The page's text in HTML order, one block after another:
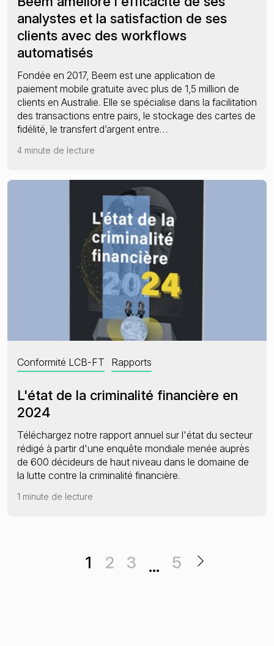
analystes et la satisfaction de ses
clients avec des workflows
automatisés
Fondée en 2017, Beem est une application de
paiement mobile gratuite avec plus de 1,5 million de
clients en Australie. Elle se spécialise dans la facilitation
des transactions entre pairs, le stockage des cartes de
fidélité, le transfert d’argent entre…
4 minute de lecture
Conformité LCB-FT Rapports
L'état de la criminalité financière en
2024
Téléchargez notre rapport annuel sur l'état du secteur
rédigé à partir d'une enquête mondiale menée auprès
de 600 décideurs de haut niveau dans le domaine de
la lutte contre la criminalité financière.
1 minute de lecture
1 2 3 … 5